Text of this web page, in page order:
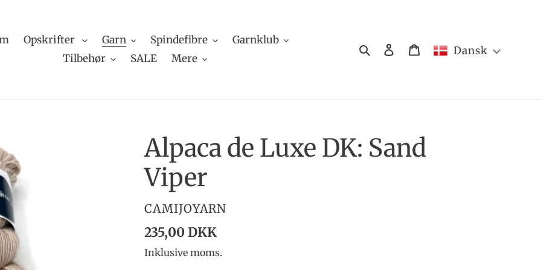
Opskrifter Garn Spindefibre
Garnklub
Tilbehør
SALE Mere
Søg Log indIndkøbskurv
Dansk
Alpaca de Luxe DK: Sand
Viper
FORHANDLER
CAMIJOYARN
Normalpris
235,00 DKK
Inklusive moms.